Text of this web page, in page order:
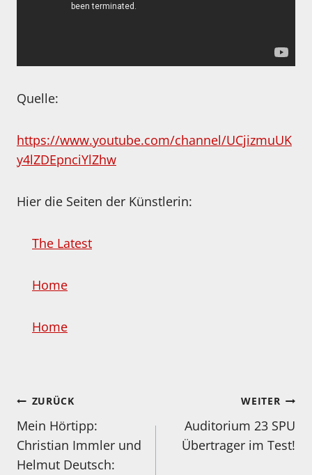
Quelle:
https://www.youtube.com/channel/UCjizmuUK
y4lZDEpnciYlZhw
Hier die Seiten der Künstlerin:
The Latest
Home
Home
Beitragsnavigation
ZURÜCK
Mein Hörtipp:
Christian Immler und
Helmut Deutsch:
WEITER
Auditorium 23 SPU
Übertrager im Test!